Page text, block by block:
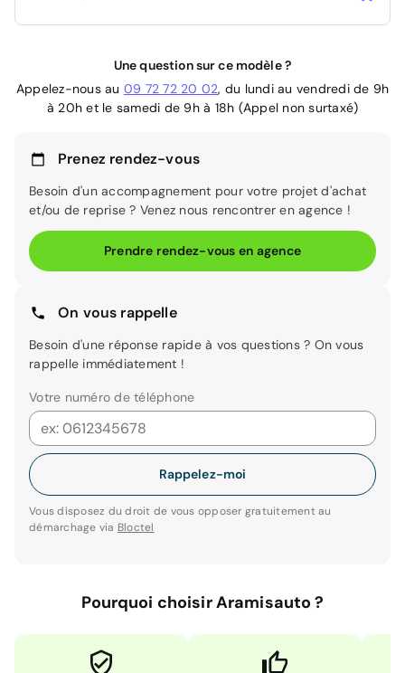
Une question sur ce modèle ?
Appelez-nous au 09 72 72 20 02, du lundi au vendredi de 9h
à 20h et le samedi de 9h à 18h (Appel non surtaxé)
Prenez rendez-vous
Besoin d'un accompagnement pour votre projet d'achat
et/ou de reprise ? Venez nous rencontrer en agence !
Prendre rendez-vous en agence
On vous rappelle
Besoin d'une réponse rapide à vos questions ? On vous
rappelle immédiatement !
Votre numéro de téléphone
Rappelez-moi
Vous disposez du droit de vous opposer gratuitement au
démarchage via Bloctel
Pourquoi choisir Aramisauto ?